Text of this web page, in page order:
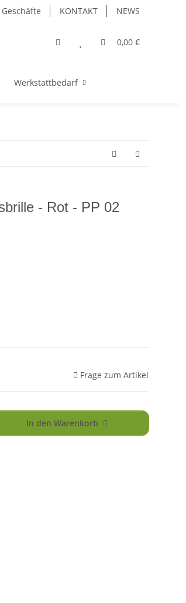
Geschäfte KONTAKT NEWS
0,00 €
Werkstattbedarf
- Rot - PP 02
Frage zum Artikel
In den Warenkorb